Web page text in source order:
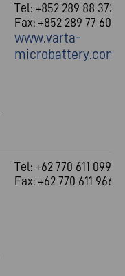
Tel: +852 289 88 373
Fax: +852 289 77 609
www.varta-
Tel: +62 770 611 099
Fax: +62 770 611 966